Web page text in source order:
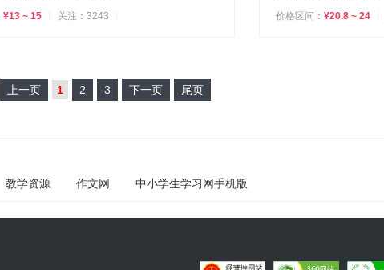
¥13 ~ 15 关注：3243 价格区间： ¥20.8 ~ 24
上一页 1 2 3 下一页 尾页
教学资源 作文网 中小学生学习网手机版